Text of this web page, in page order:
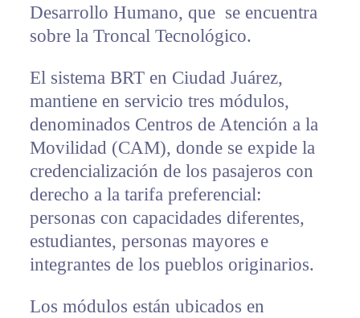
Desarrollo Humano, que se encuentra
sobre la Troncal Tecnológico.
El sistema BRT en Ciudad Juárez,
mantiene en servicio tres módulos,
denominados Centros de Atención a la
Movilidad (CAM), donde se expide la
credencialización de los pasajeros con
derecho a la tarifa preferencial:
personas con capacidades diferentes,
estudiantes, personas mayores e
integrantes de los pueblos originarios.
Los módulos están ubicados en